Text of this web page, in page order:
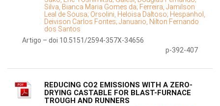
Silva, Bianca Maria Gomes da; Ferreira, Jamilson
Leal de Sousa; Orsolini, Heloisa Daltoso; Hespanhol,
Deivison Carlos Fontes; Januario, Nilton Fernando
dos Santos
Artigo – doi 10.5151/2594-357X-34656
p-392-407
REDUCING CO2 EMISSIONS WITH A ZERO-
DRYING CASTABLE FOR BLAST-FURNACE
TROUGH AND RUNNERS